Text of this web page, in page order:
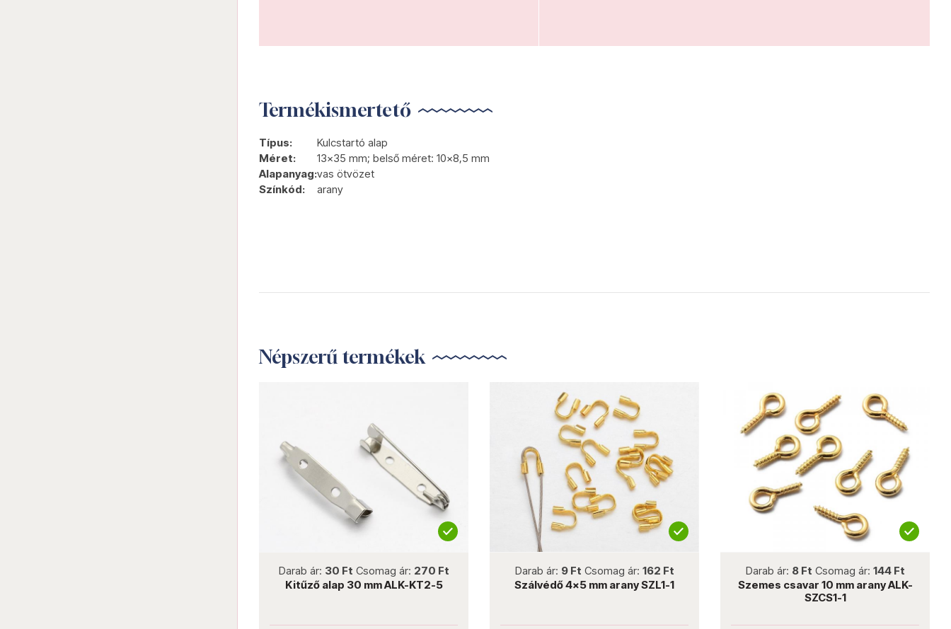
Termékismertető
Típus:
Kulcstartó alap
Méret:
13x35 mm; belső méret: 10x8,5 mm
Alapanyag:vas ötvözet
Színkód:
arany
Népszerű termékek
Darab ár: 30 Ft Csomag ár: 270 Ft
Kitűző alap 30 mm ALK-KT2-5
Darab ár: 9 Ft Csomag ár: 162 Ft
Szálvédő 4x5 mm arany SZL1-1
Darab ár: 8 Ft Csomag ár: 144 Ft
Szemes csavar 10 mm arany ALK-
SZCS1-1